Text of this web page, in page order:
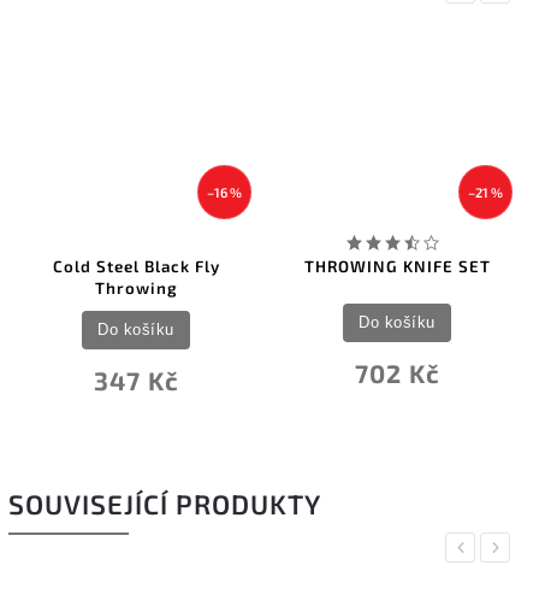
–16 %
Cold Steel Black Fly
Throwing
347 Kč
Do košíku
–21 %
THROWING KNIFE SET
702 Kč
Do košíku
SOUVISEJÍCÍ PRODUKTY
Previous
Next